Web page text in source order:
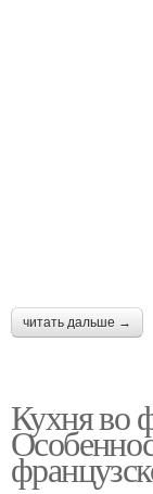
читать дальше →
Кухня во